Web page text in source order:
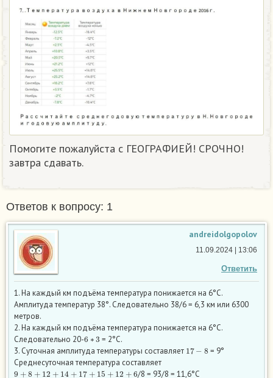
Помогите пожалуйста с ГЕОГРАФИЕЙ! СРОЧНО!
завтра сдавать. ​
Ответов к вопросу: 1
andreidolgopolov
Ответить
11.09.2024 | 13:06
1. На каждый км подъёма температура понижается на 6°С.
Амплитуда температур 38°. Следовательно 38/6 = 6,3 км или 6300
метров.
2. На каждый км подъёма температура понижается на 6°С.
Следовательно 20-6∗3 = 2°С.
3. Суточная амплитуда температуры составляет 17
= 9°
Среднесуточная температура составляет
9+8+12+14 + 17+15+12+6
/8 = 93/8 = 11,6°С